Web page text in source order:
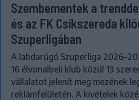
Szembementek a
és az FK Csíkszereda
Szuperligában
A labdarúgó Szuperliga
16 élvonalbeli klub közül 13
vállalatot jelenít meg mezének
reklámfelületén. A kivételek